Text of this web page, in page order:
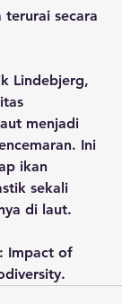
secara
Lindebjerg,
menjadi
Ini
ikan
sekali
di laut.
Impact of